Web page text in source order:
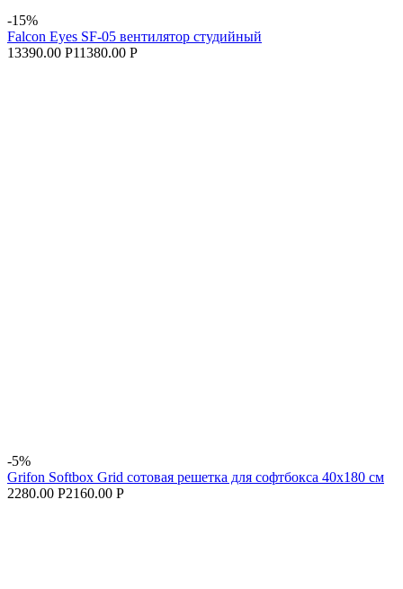
-15%
Falcon Eyes SF-05 вентилятор студийный
13390.00 Р11380.00 Р
-5%
Grifon Softbox Grid сотовая решетка для софтбокса 40х180 см
2280.00 Р2160.00 Р